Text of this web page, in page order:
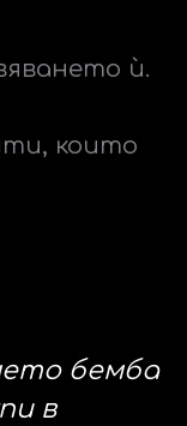
ѝ.
които
бемба
в